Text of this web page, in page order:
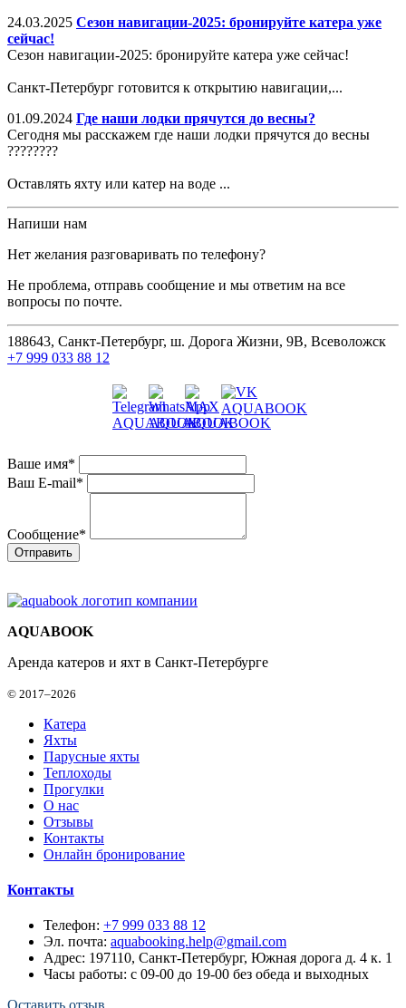
24.03.2025 Сезон навигации-2025: бронируйте катера уже
сейчас!
Сезон навигации-2025: бронируйте катера уже сейчас!
Санкт-Петербург готовится к открытию навигации,...
01.09.2024 Где наши лодки прячутся до весны?
Сегодня мы расскажем где наши лодки прячутся до весны
????????
Оставлять яхту или катер на воде ...
Напиши нам
Нет желания разговаривать по телефону?
Не проблема, отправь сообщение и мы ответим на все
вопросы по почте.
188643, Санкт-Петербург, ш. Дорога Жизни, 9В, Всеволожск
+7 999 033 88 12
Ваше имя*
Ваш E-mail*
Сообщение*
AQUABOOK
Аренда катеров и яхт в Санкт-Петербурге
© 2017–2026
Катера
Яхты
Парусные яхты
Теплоходы
Прогулки
О нас
Отзывы
Контакты
Онлайн бронирование
Контакты
Телефон: +7 999 033 88 12
Эл. почта: aquabooking.help@gmail.com
Адрес: 197110, Санкт-Петербург, Южная дорога д. 4 к. 1
Часы работы: с 09-00 до 19-00 без обеда и выходных